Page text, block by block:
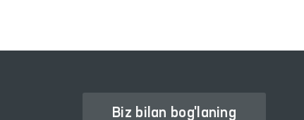
Biz bilan bog'laning